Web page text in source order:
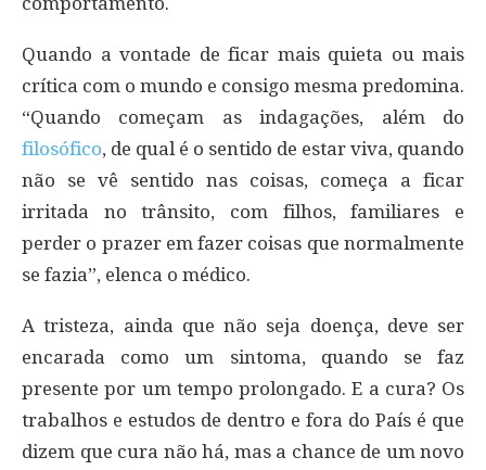
Quando a vontade de ficar mais quieta ou mais
crítica com o mundo e consigo mesma predomina.
“Quando começam as indagações, além do
filosófico, de qual é o sentido de estar viva, quando
não se vê sentido nas coisas, começa a ficar
irritada no trânsito, com filhos, familiares e
perder o prazer em fazer coisas que normalmente
se fazia”, elenca o médico.
A tristeza, ainda que não seja doença, deve ser
encarada como um sintoma, quando se faz
presente por um tempo prolongado. E a cura? Os
trabalhos e estudos de dentro e fora do País é que
dizem que cura não há, mas a chance de um novo